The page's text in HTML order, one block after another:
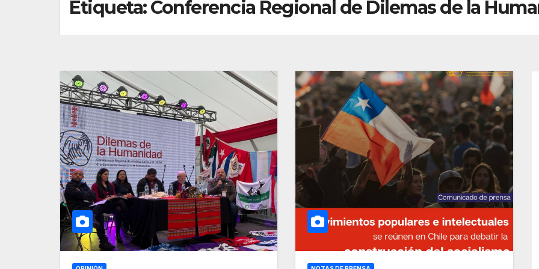
Etiqueta:Conferencia Regional de Dilemas de la